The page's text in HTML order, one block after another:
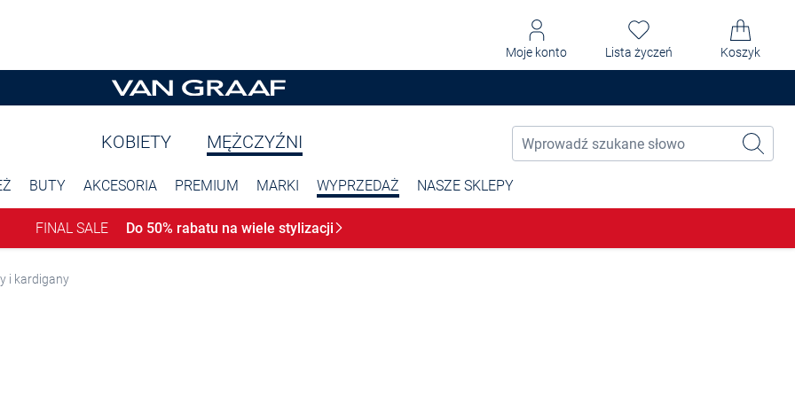
Moje konto Lista życzeń Koszyk
KOBIETY MĘŻCZYŹNI
BUTY AKCESORIA PREMIUM MARKI WYPRZEDAŻ NASZE SKLEPY
FINAL SALE Do 50% rabatu na wiele stylizacji
i kardigany